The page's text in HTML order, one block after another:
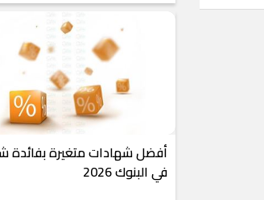
أفضل شهادات متغيرة بفائدة
في البنوك 2026